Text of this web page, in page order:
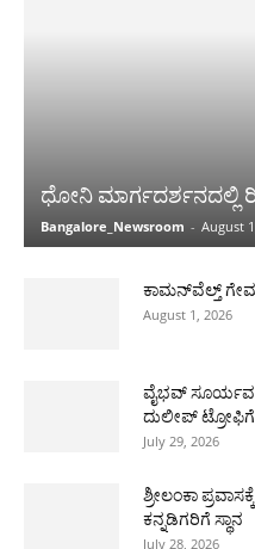
ಧೋನಿ ಮಾರ್ಗದರ್ಶನದಲ್ಲಿ
Bangalore_Newsroom - August
ಕಾಮನ್‌ವೆಲ್ತ್
August 1, 2026
ವೈಭವ್
ದುಲೀಪ್
July 29, 2026
ಶ್ರೀಲಂಕಾ
ಕನ್ನಡಿಗರಿಗೆ ಸ್ಥಾನ
July 28, 2026